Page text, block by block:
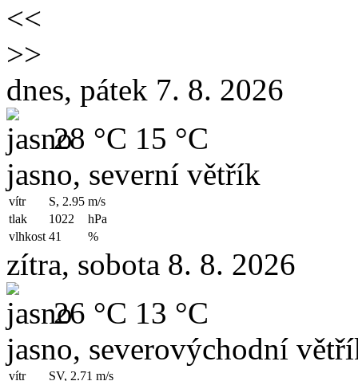
<<
>>
dnes, pátek 7. 8. 2026
28 °C 15 °C
jasno, severní větřík
vítr S, 2.95 m/s
tlak
1022
hPa
vlhkost 41 %
zítra, sobota 8. 8. 2026
26 °C 13 °C
jasno, severovýchodní
vítr SV, 2.71 m/s